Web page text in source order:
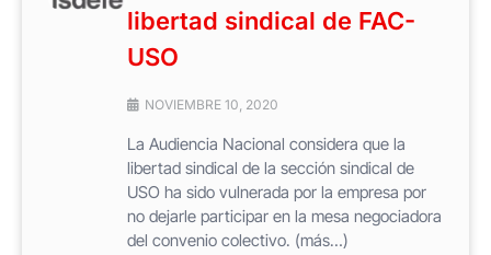
libertad sindical de FAC-
USO
NOVIEMBRE 10, 2020
La Audiencia Nacional considera que la
libertad sindical de la sección sindical de
USO ha sido vulnerada por la empresa por
no dejarle participar en la mesa negociadora
del convenio colectivo. (más…)